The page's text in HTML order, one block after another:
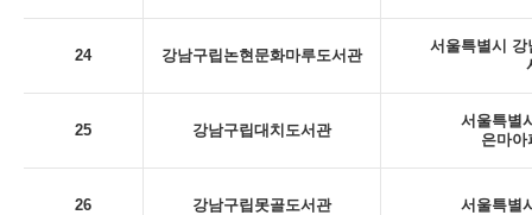
24 강남구립논현문화마루도서관
서울특별시 강
25 강남구립대치도서관
서울특별
은마아
26 강남구립못골도서관 서울특별